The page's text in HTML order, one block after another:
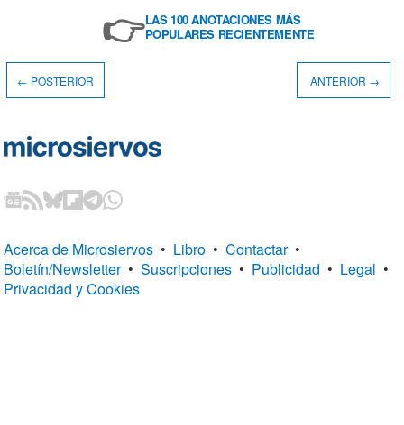
👉LAS 100 ANOTACIONES MÁS
POPULARES RECIENTEMENTE
← POSTERIOR ANTERIOR →
Acerca de Microsiervos • Libro • Contactar •
Boletín/Newsletter • Suscripciones • Publicidad • Legal •
Privacidad y Cookies